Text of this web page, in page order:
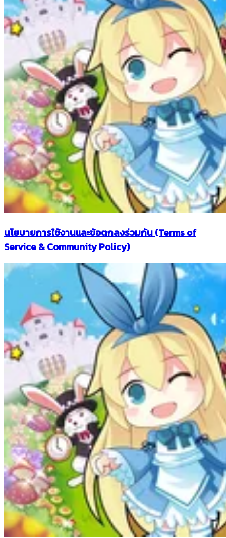
นโยบายการใช้งานและข้อตกลงร่วมกัน (Terms of
Service & Community Policy)